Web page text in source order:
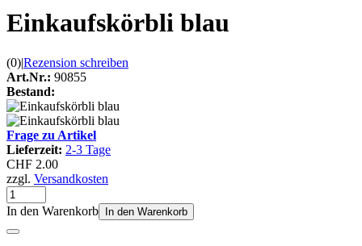
Einkaufskörbli blau
(0)|Rezension schreiben
Art.Nr.: 90855
Bestand:
Frage zu Artikel
Lieferzeit: 2-3 Tage
CHF 2.00
zzgl. Versandkosten
In den Warenkorb In den Warenkorb